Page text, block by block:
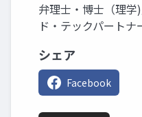
弁理士・博士（理
ド・テックパートナ
シェア
Facebook